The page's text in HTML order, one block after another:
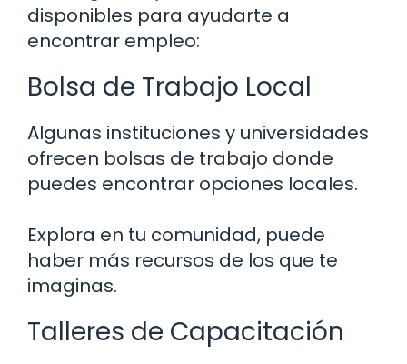
disponibles para ayudarte a
encontrar empleo:
Bolsa de Trabajo Local
Algunas instituciones y universidades
ofrecen bolsas de trabajo donde
puedes encontrar opciones locales.
Explora en tu comunidad, puede
haber más recursos de los que te
imaginas.
Talleres de Capacitación